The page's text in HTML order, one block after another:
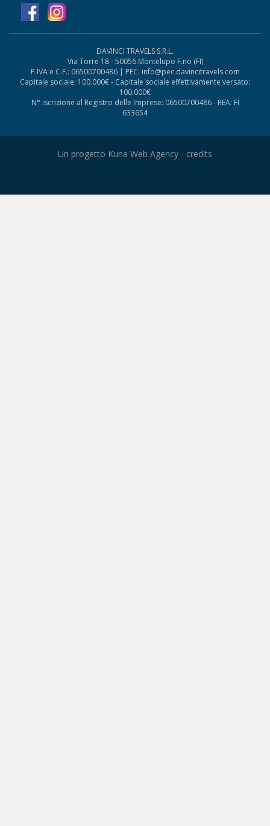
DAVINCI TRAVELS S.R.L.
Via Torre 18 - 50056 Montelupo F.no (FI)
P.IVA e C.F.: 06500700486 | PEC: info@pec.davincitravels.com
Capitale sociale: 100.000€ - Capitale sociale effettivamente versato:
100.000€
N° iscrizione al Registro delle Imprese: 06500700486 - REA: FI
633654
Un progetto Kuna Web Agency - credits